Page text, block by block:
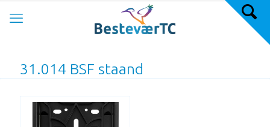
31.014 BSF staand